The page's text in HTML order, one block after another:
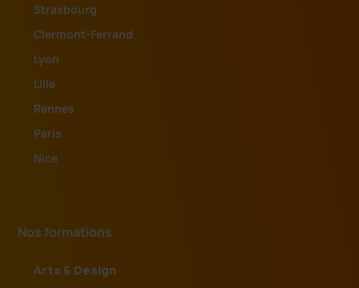
Strasbourg
Clermont-Ferrand
Lyon
Lille
Rennes
Paris
Nice
Nos formations
Arts & Design